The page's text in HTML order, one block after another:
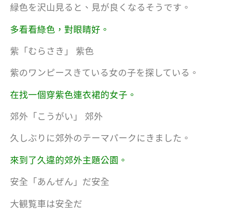
緑色を沢山見ると、見が良くなるそうです。
多看看綠色，對眼睛好。
紫「むらさき」 紫色
紫のワンピースきている女の子を探している。
在找一個穿紫色連衣裙的女子。
郊外「こうがい」 郊外
久しぶりに郊外のテーマパークにきました。
來到了久違的郊外主題公園。
安全「あんぜん」だ安全
大観覧車は安全だ